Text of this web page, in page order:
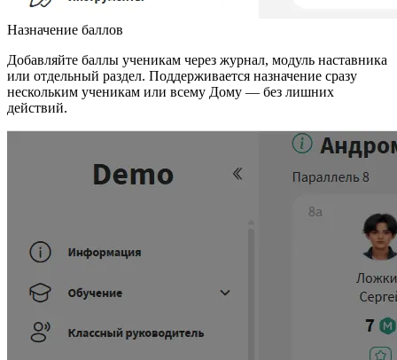
Назначение баллов
Добавляйте баллы ученикам через журнал, модуль наставника
или отдельный раздел. Поддерживается назначение сразу
нескольким ученикам или всему Дому — без лишних
действий.